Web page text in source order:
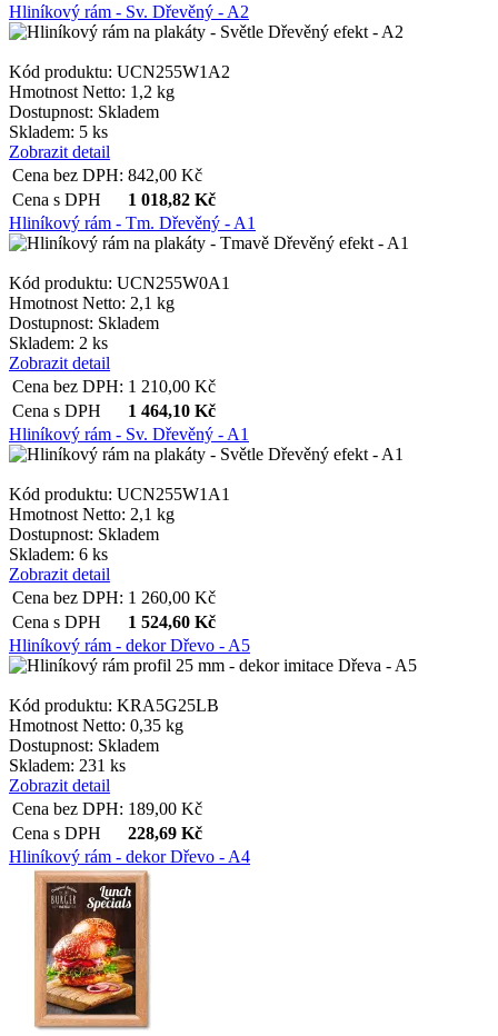
Hliníkový rám - Sv. Dřevěný - A2
Kód produktu: UCN255W1A2
Hmotnost Netto: 1,2 kg
Dostupnost: Skladem
Skladem: 5 ks
Zobrazit detail
Cena bez DPH: 842,00 Kč
Cena s DPH
1 018,82 Kč
Hliníkový rám - Tm. Dřevěný - A1
Kód produktu: UCN255W0A1
Hmotnost Netto: 2,1 kg
Dostupnost: Skladem
Skladem: 2 ks
Zobrazit detail
Cena bez DPH: 1 210,00 Kč
Cena s DPH
1 464,10 Kč
Hliníkový rám - Sv. Dřevěný - A1
Kód produktu: UCN255W1A1
Hmotnost Netto: 2,1 kg
Dostupnost: Skladem
Skladem: 6 ks
Zobrazit detail
Cena bez DPH: 1 260,00 Kč
Cena s DPH
1 524,60 Kč
Hliníkový rám - dekor Dřevo - A5
Kód produktu: KRA5G25LB
Hmotnost Netto: 0,35 kg
Dostupnost: Skladem
Skladem: 231 ks
Zobrazit detail
Cena bez DPH: 189,00 Kč
Cena s DPH
228,69 Kč
Hliníkový rám - dekor Dřevo - A4